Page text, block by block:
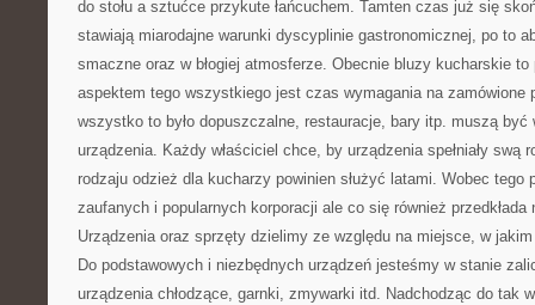
do stołu a sztućce przykute łańcuchem. Tamten czas już się
stawiają miarodajne warunki dyscyplinie gastronomicznej, po to
smaczne oraz w błogiej atmosferze. Obecnie bluzy kucharskie
aspektem tego wszystkiego jest czas wymagania na zamówione
wszystko to było dopuszczalne, restauracje, bary itp. muszą być
urządzenia. Każdy właściciel chce, by urządzenia spełniały swą
rodzaju odzież dla kucharzy powinien służyć latami. Wobec tego
zaufanych i popularnych korporacji ale co się również
Urządzenia oraz sprzęty dzielimy ze względu na miejsce, w
Do podstawowych i niezbędnych urządzeń jesteśmy w stanie
urządzenia chłodzące, garnki, zmywarki itd. Nadchodząc do tak